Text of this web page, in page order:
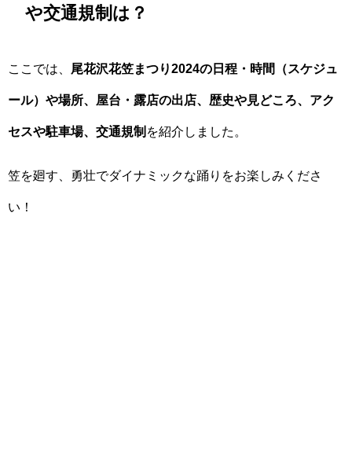
や交通規制は？
ここでは、 尾花沢花笠まつり2024の日程・時間（スケジュ
ール）や場所、屋台・露店の出店、歴史や見どころ、アク
セスや駐車場、交通規制 を紹介しました。
笠を廻す、勇壮でダイナミックな踊りをお楽しみくださ
い！